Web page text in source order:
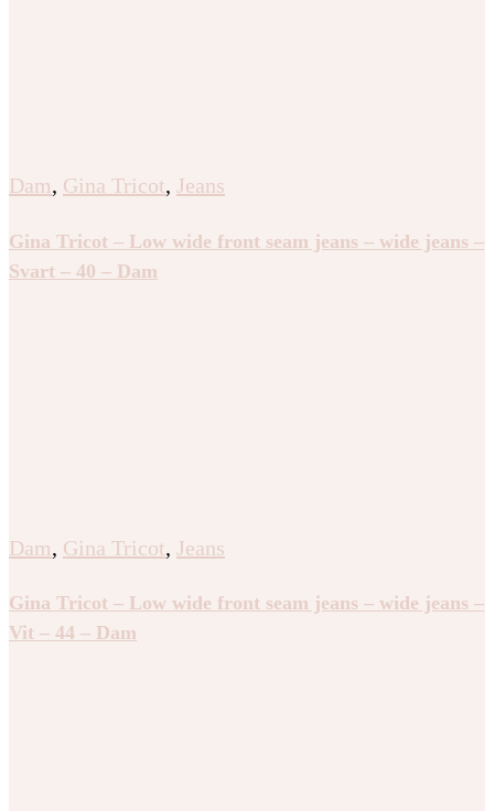
Dam, Gina Tricot, Jeans
Gina Tricot – Low wide front seam jeans – wide jeans –
Svart – 40 – Dam
Dam, Gina Tricot, Jeans
Gina Tricot – Low wide front seam jeans – wide jeans –
Vit – 44 – Dam